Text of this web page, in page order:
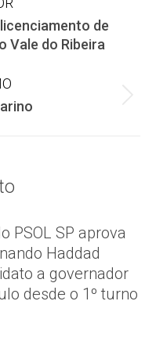
de
Vale do Ribeira
PSOL SP aprova
Haddad
a governador
desde o 1º turno